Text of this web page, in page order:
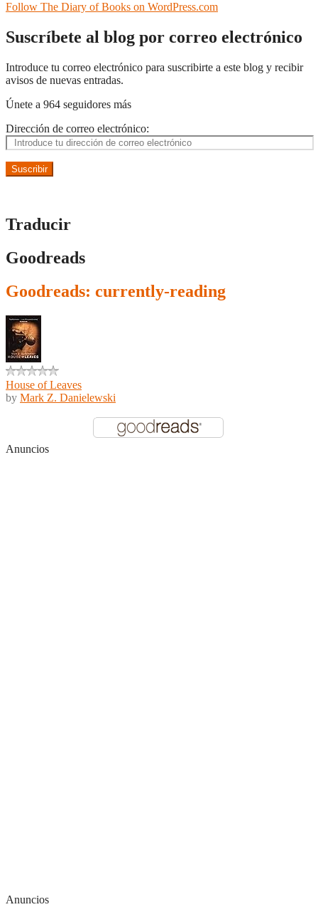
Follow The Diary of Books on WordPress.com
Suscríbete al blog por correo electrónico
Introduce tu correo electrónico para suscribirte a este blog y recibir
avisos de nuevas entradas.
Únete a 964 seguidores más
Dirección de correo electrónico:
Suscribir
Traducir
Goodreads
Goodreads: currently-reading
House of Leaves
by Mark Z. Danielewski
Anuncios
Anuncios